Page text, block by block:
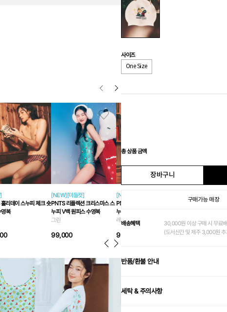
리데이 스누피 체크 숏
복
[NEW][미들컷]
PNTS 리플렉션 크리스마스 스
누피 V백 원피스 수영복
그린
99,000
[NEW][미들컷]
PNTS 리플렉션 크리스마스 스
누피 V백 원피스 수영복
레드
99,000
사이즈
One Size
총 상품 금액
장바구니
구매가능 매장
배송혜택
30,000원 이상 구매 시 무료
(도서산간 및 제주 3,000원 추
반품/환불 안내
세탁 & 주의사항